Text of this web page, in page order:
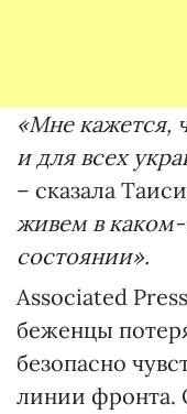
«Мне кажется,
и для всех
– сказала
живем в
состоянии».
Associated
беженцы
безопасно
линии фронта.